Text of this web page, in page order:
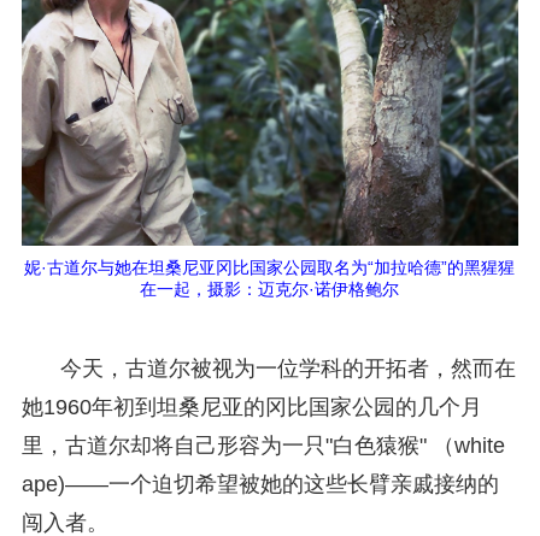
妮·古道尔与她在坦桑尼亚冈比国家公园取名为“加拉哈德”的黑猩猩
在一起，摄影：迈克尔·诺伊格鲍尔
今天，古道尔被视为一位学科的开拓者，然而在
她1960年初到坦桑尼亚的冈比国家公园的几个月
里，古道尔却将自己形容为一只"白色猿猴" （white
ape)——一个迫切希望被她的这些长臂亲戚接纳的
闯入者。